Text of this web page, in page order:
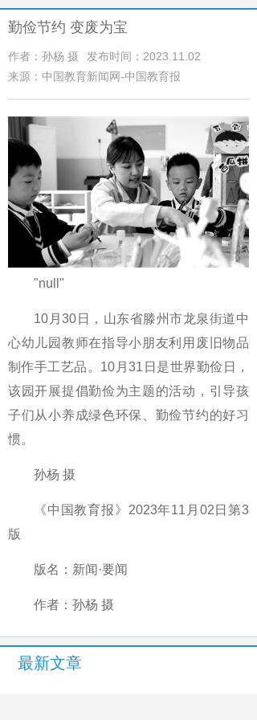
勤俭节约 变废为宝
作者：孙杨 摄
发布时间：2023.11.02
来源：中国教育新闻网-中国教育报
"null"
10月30日，山东省滕州市龙泉街道中
心幼儿园教师在指导小朋友利用废旧物品
制作手工艺品。10月31日是世界勤俭日，
该园开展提倡勤俭为主题的活动，引导孩
子们从小养成绿色环保、勤俭节约的好习
惯。
孙杨 摄
《中国教育报》2023年11月02日第3
版
版名：新闻·要闻
作者：孙杨 摄
最新文章